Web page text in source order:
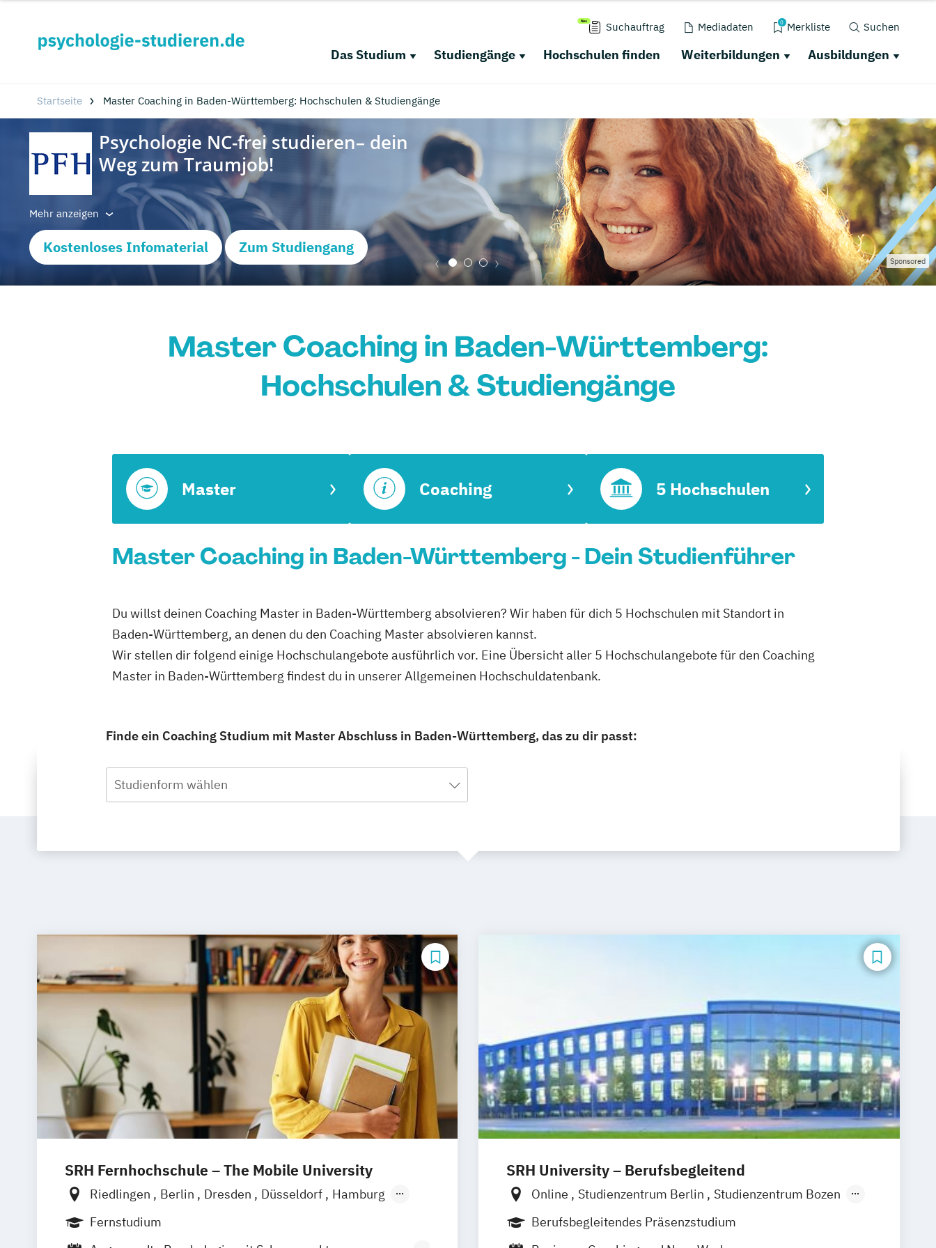
Suchauftrag Mediadaten 0 Merkliste Suchen
Das Studium Studiengänge Hochschulen finden Weiterbildungen Ausbildungen
Startseite Master Coaching in Baden-Württemberg: Hochschulen & Studiengänge
Mehr anzeigen
Kostenloses Infomaterial Zum Studiengang
Sponsored
Master Coaching in Baden-Württemberg:
Hochschulen & Studiengänge
Master Coaching 5 Hochschulen
Master Coaching in Baden-Württemberg - Dein Studienführer
Du willst deinen Coaching Master in Baden-Württemberg absolvieren? Wir haben für dich 5 Hochschulen mit Standort in
Baden-Württemberg, an denen du den Coaching Master absolvieren kannst.
Wir stellen dir folgend einige Hochschulangebote ausführlich vor. Eine Übersicht aller 5 Hochschulangebote für den Coaching
Master in Baden-Württemberg findest du in unserer Allgemeinen Hochschuldatenbank.
Finde ein Coaching Studium mit Master Abschluss in Baden-Württemberg, das zu dir passt:
Studienform wählen
SRH Fernhochschule – The Mobile University
Riedlingen Berlin Dresden Düsseldorf
Hamburg
Hannover
Fernstudium
SRH University – Berufsbegleitend
Online Studienzentrum Berlin
Studienzentrum Bozen
Studienzentrum Dresden
Studienzentrum Düsseldorf
Studienzentrum Ellwangen
Berufsbegleitendes Präsenzstudium